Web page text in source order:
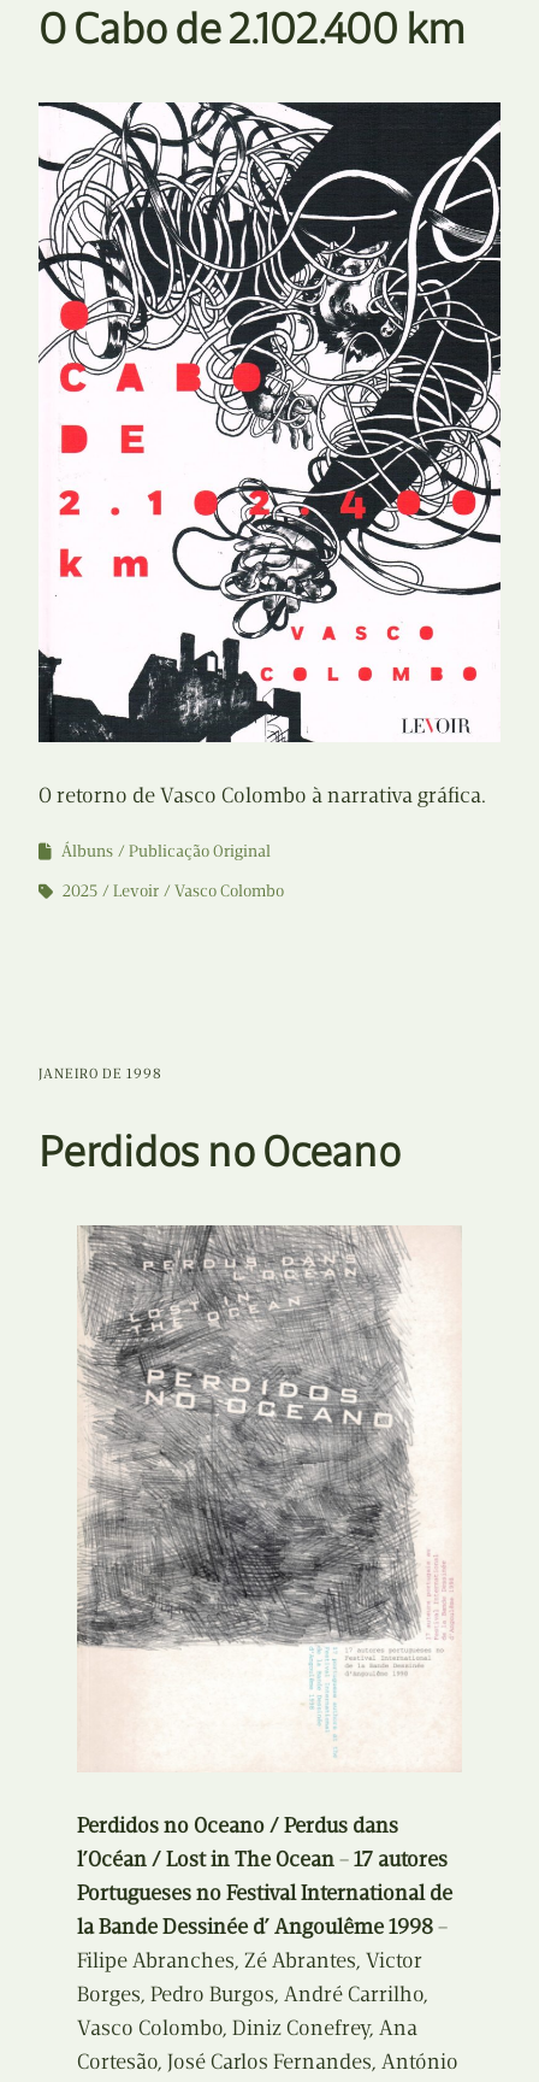
O Cabo de 2.102.400 km
O retorno de Vasco Colombo à narrativa gráfica.
Álbuns
Publicação Original
2025
Levoir Vasco Colombo
JANEIRO DE 1998
Perdidos no Oceano
Perdidos no Oceano / Perdus dans
l’Océan / Lost in The Ocean–17 autores
Portugueses no Festival International de
la Bande Dessinée d’ Angoulême 1998–
Filipe Abranches, Zé Abrantes, Victor
Borges, Pedro Burgos, André Carrilho,
Vasco Colombo, Diniz Conefrey, Ana
Cortesão, José Carlos Fernandes, António